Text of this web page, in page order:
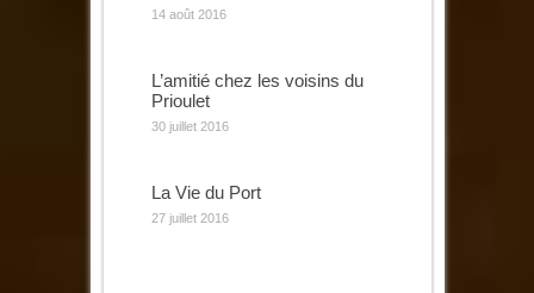
14 août 2016
L’amitié chez les voisins du
Prioulet
30 juillet 2016
La Vie du Port
27 juillet 2016